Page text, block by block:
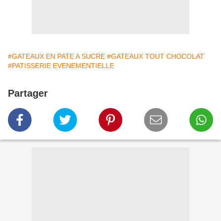
#GATEAUX EN PATE A SUCRE #GATEAUX TOUT CHOCOLAT
#PATISSERIE EVENEMENTIELLE
Partager